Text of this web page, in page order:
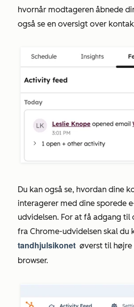
hvornår modtageren åbnede
også se en oversigt over
Du kan også se, hvordan dine
interagerer med dine sporede
udvidelsen. For at få adgang
fra Chrome-udvidelsen skal du
tandhjulsikonet øverst til højre
browser.